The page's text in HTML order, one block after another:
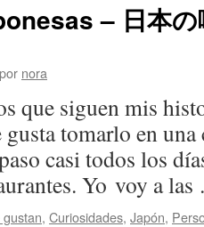
– 日本
por nora
que siguen mis
tomarlo en
casi todos los
Yo voy a
, Curiosidades, Japón,